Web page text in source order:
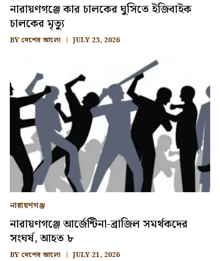
নারায়ণগঞ্জে কার চালকের ঘুসিতে ইজিবাইক
চালকের মৃত্যু
BY দেশের আলো JULY 23, 2026
নারায়ণগঞ্জ
নারায়ণগঞ্জে আর্জেন্টিনা-ব্রাজিল সমর্থকদের
সংঘর্ষ, আহত ৮
BY দেশের আলো JULY 21, 2026